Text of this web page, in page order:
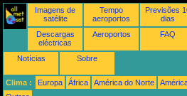
Imagens de
satélite
Tempo
aeroportos
Previsões
dias
Descargas
eléctricas
Aeroportos FAQ
Notícias Sobre
Clima : Europa África América do Norte